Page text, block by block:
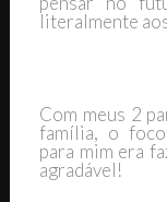
literalmente
Com meus 2
família, o
para mim era
agradável!